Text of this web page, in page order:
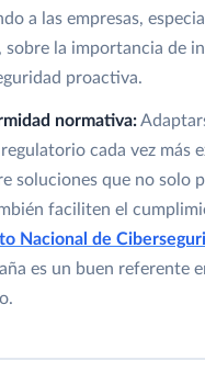
a las empresas,
sobre la importancia de
proactiva.
normativa:
cada vez más
soluciones que no solo
faciliten el
Nacional de
es un buen referente